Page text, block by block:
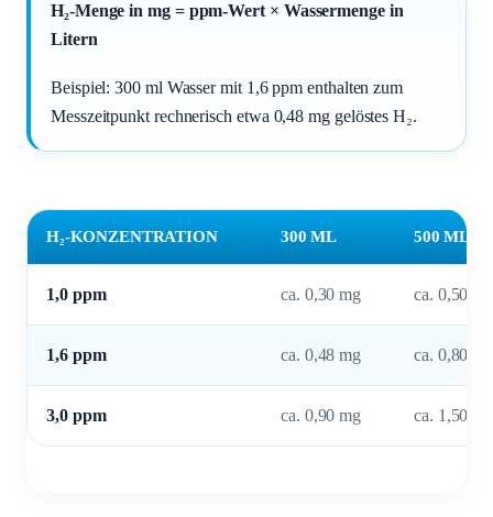
H₂-Menge in mg = ppm-Wert × Wassermenge in
Litern
Beispiel: 300 ml Wasser mit 1,6 ppm enthalten zum
Messzeitpunkt rechnerisch etwa 0,48 mg gelöstes H₂.
H₂-KONZENTRATION 300 ML 500 ML
1,0 ppm ca. 0,30 mg ca. 0,50
1,6 ppm ca. 0,48 mg ca. 0,80
3,0 ppm ca. 0,90 mg ca. 1,50